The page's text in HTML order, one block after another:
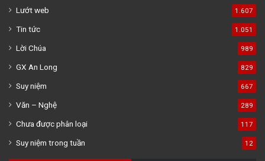
Lướt web 1.607
Tin tức 1.051
Lời Chúa 989
GX An Long 829
Suy niệm 667
Văn – Nghệ 289
Chưa được phân loại 117
Suy niệm trong tuần 12